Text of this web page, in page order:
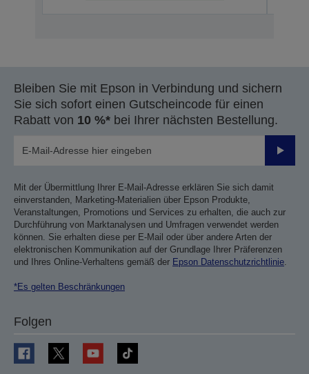
Bleiben Sie mit Epson in Verbindung und sichern
Sie sich sofort einen Gutscheincode für einen
Rabatt von 10 %* bei Ihrer nächsten Bestellung.
Mit der Übermittlung Ihrer E-Mail-Adresse erklären Sie sich damit
einverstanden, Marketing-Materialien über Epson Produkte,
Veranstaltungen, Promotions und Services zu erhalten, die auch zur
Durchführung von Marktanalysen und Umfragen verwendet werden
können. Sie erhalten diese per E-Mail oder über andere Arten der
elektronischen Kommunikation auf der Grundlage Ihrer Präferenzen
und Ihres Online-Verhaltens gemäß der Epson Datenschutzrichtlinie
*Es gelten Beschränkungen
Folgen